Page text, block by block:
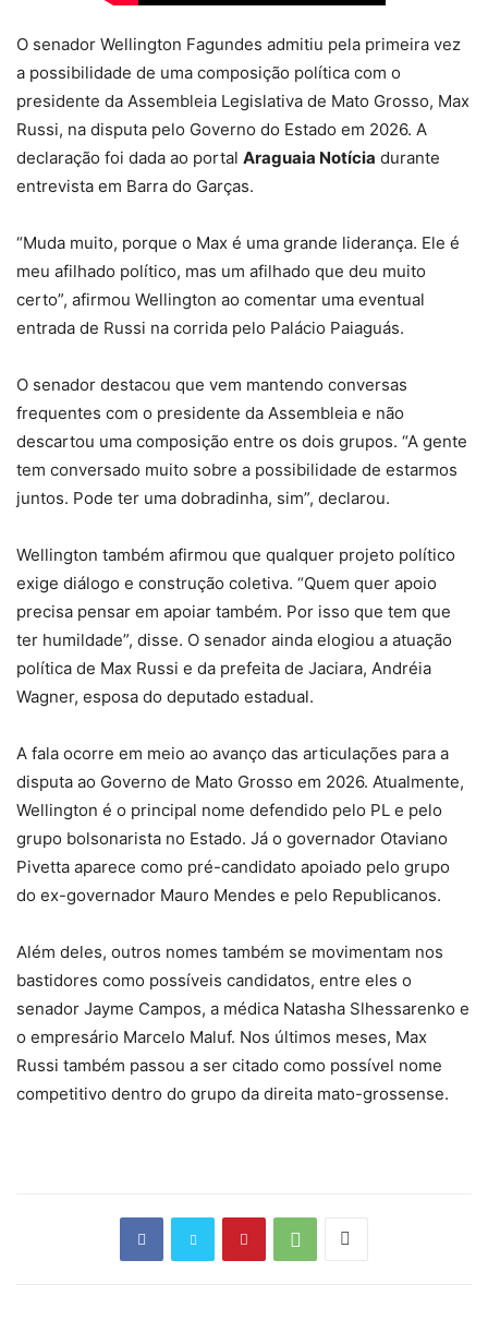
O senador Wellington Fagundes admitiu pela primeira vez
a possibilidade de uma composição política com o
presidente da Assembleia Legislativa de Mato Grosso, Max
Russi, na disputa pelo Governo do Estado em 2026. A
declaração foi dada ao portal Araguaia Notícia durante
entrevista em Barra do Garças.
“Muda muito, porque o Max é uma grande liderança. Ele é
meu afilhado político, mas um afilhado que deu muito
certo”, afirmou Wellington ao comentar uma eventual
entrada de Russi na corrida pelo Palácio Paiaguás.
O senador destacou que vem mantendo conversas
frequentes com o presidente da Assembleia e não
descartou uma composição entre os dois grupos. “A gente
tem conversado muito sobre a possibilidade de estarmos
juntos. Pode ter uma dobradinha, sim”, declarou.
Wellington também afirmou que qualquer projeto político
exige diálogo e construção coletiva. “Quem quer apoio
precisa pensar em apoiar também. Por isso que tem que
ter humildade”, disse. O senador ainda elogiou a atuação
política de Max Russi e da prefeita de Jaciara, Andréia
Wagner, esposa do deputado estadual.
A fala ocorre em meio ao avanço das articulações para a
disputa ao Governo de Mato Grosso em 2026. Atualmente,
Wellington é o principal nome defendido pelo PL e pelo
grupo bolsonarista no Estado. Já o governador Otaviano
Pivetta aparece como pré-candidato apoiado pelo grupo
do ex-governador Mauro Mendes e pelo Republicanos.
Além deles, outros nomes também se movimentam nos
bastidores como possíveis candidatos, entre eles o
senador Jayme Campos, a médica Natasha Slhessarenko e
o empresário Marcelo Maluf. Nos últimos meses, Max
Russi também passou a ser citado como possível nome
competitivo dentro do grupo da direita mato-grossense.